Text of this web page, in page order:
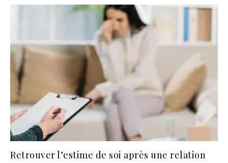
Retrouver l’estime de soi après une relation